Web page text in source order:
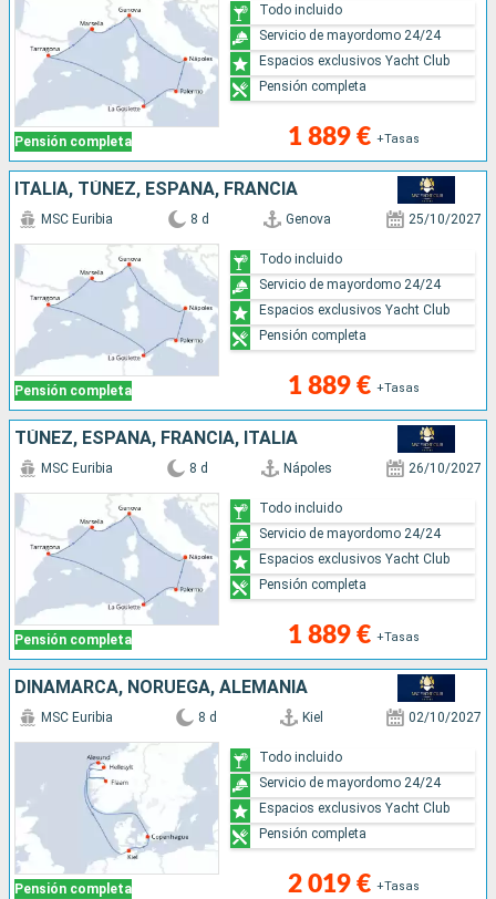
Pensión completa 1 889 € +Tasas
Todo incluido
Servicio de mayordomo 24/24
Espacios exclusivos Yacht Club
Pensión completa
ITALIA, TÚNEZ, ESPAÑA, FRANCIA
Pensión completa
MSC Euribia 8 d Genova 25/10/2027
1 889 € +Tasas
Todo incluido
Servicio de mayordomo 24/24
Espacios exclusivos Yacht Club
Pensión completa
TÚNEZ, ESPAÑA, FRANCIA, ITALIA
Pensión completa
MSC Euribia 8 d Nápoles 26/10/2027
1 889 € +Tasas
Todo incluido
Servicio de mayordomo 24/24
Espacios exclusivos Yacht Club
Pensión completa
DINAMARCA, NORUEGA, ALEMANIA
Pensión completa
MSC Euribia 8 d Kiel 02/10/2027
2 019 € +Tasas
Todo incluido
Servicio de mayordomo 24/24
Espacios exclusivos Yacht Club
Pensión completa